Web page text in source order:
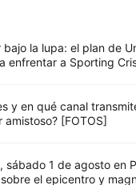
bajo la lupa: el plan de
enfrentar a Sporting
y en qué canal
amistoso? [FOTOS]
sábado 1 de agosto en
el epicentro y